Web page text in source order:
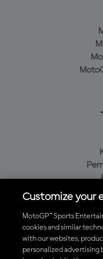
Unduh
Customize your
MotoGP™ Sports
cookies and similar
with our websites,
personalized advertising